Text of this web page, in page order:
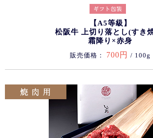
【A5等級】
松阪牛 上切り落とし(すき
霜降り×赤身
販売価格： 700円 / 100g